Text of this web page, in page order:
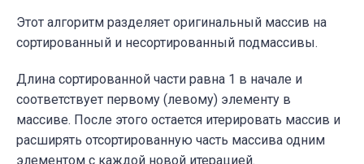
Этот алгоритм разделяет оригинальный массив на
сортированный и несортированный подмассивы.
Длина сортированной части равна 1 в начале и
соответствует первому (левому) элементу в
массиве. После этого остается итерировать массив и
расширять отсортированную часть массива одним
элементом с каждой новой итерацией.